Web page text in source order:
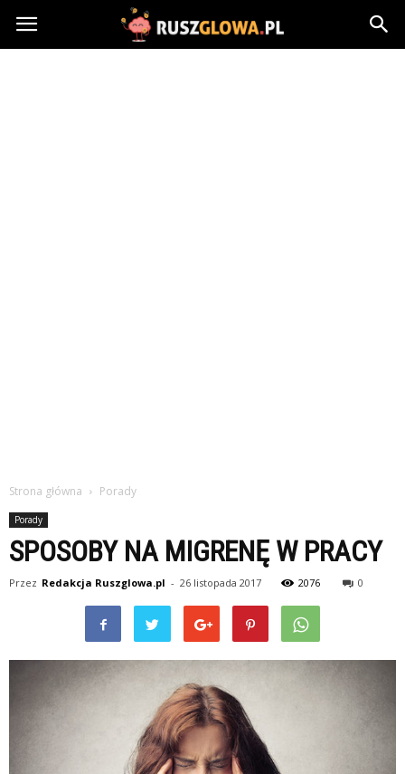
Ruszglowa.pl
Strona główna Porady
Porady
SPOSOBY NA MIGRENĘ W PRACY
Przez Redakcja Ruszglowa.pl - 26 listopada 2017 2076 0